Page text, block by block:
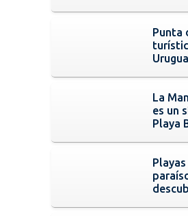
Punta
La
es un
Playa